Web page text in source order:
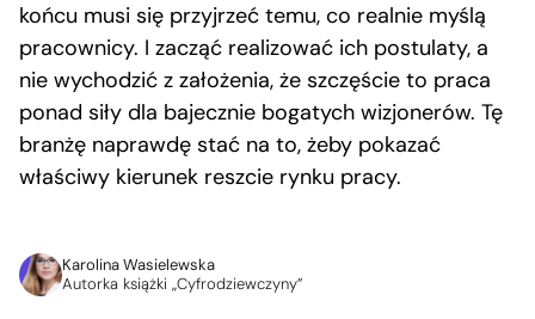
końcu musi się przyjrzeć temu, co realnie myślą
pracownicy. I zacząć realizować ich postulaty, a
nie wychodzić z założenia, że szczęście to praca
ponad siły dla bajecznie bogatych wizjonerów. Tę
branżę naprawdę stać na to, żeby pokazać
właściwy kierunek reszcie rynku pracy.
Karolina Wasielewska
Autorka książki „Cyfrodziewczyny”